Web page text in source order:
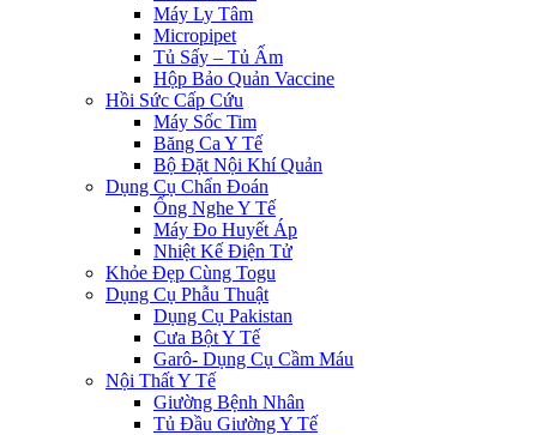
Máy Ly Tâm
Micropipet
Tủ Sấy – Tủ Ấm
Hộp Bảo Quản Vaccine
Hồi Sức Cấp Cứu
Máy Sốc Tim
Băng Ca Y Tế
Bộ Đặt Nội Khí Quản
Dụng Cụ Chẩn Đoán
Ống Nghe Y Tế
Máy Đo Huyết Áp
Nhiệt Kế Điện Tử
Khỏe Đẹp Cùng Togu
Dụng Cụ Phẫu Thuật
Dụng Cụ Pakistan
Cưa Bột Y Tế
Garô- Dụng Cụ Cầm Máu
Nội Thất Y Tế
Giường Bệnh Nhân
Tủ Đầu Giường Y Tế